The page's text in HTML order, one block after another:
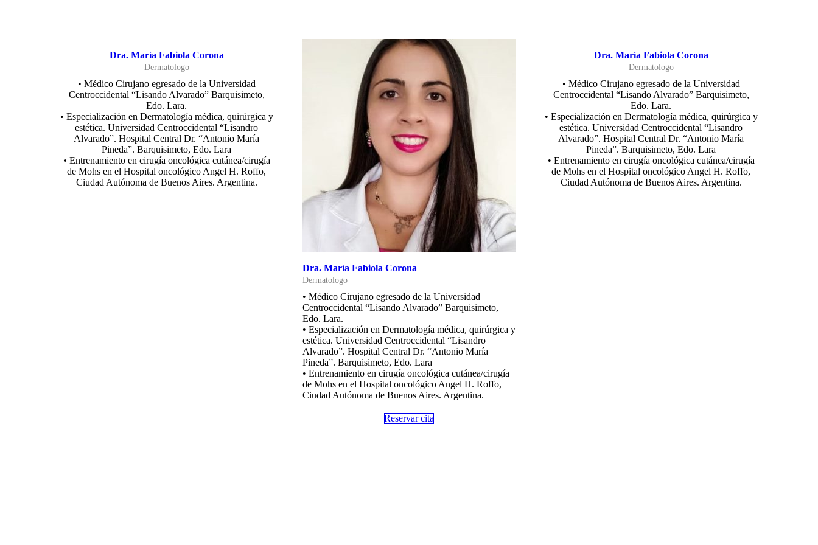
Dra. María Fabiola Corona
Dermatologo
• Médico Cirujano egresado de la Universidad
Centroccidental “Lisando Alvarado” Barquisimeto,
Edo. Lara.
• Especialización en Dermatología médica, quirúrgica y
estética. Universidad Centroccidental “Lisandro
Alvarado”. Hospital Central Dr. “Antonio María
Pineda”. Barquisimeto, Edo. Lara
• Entrenamiento en cirugía oncológica cutánea/cirugía
de Mohs en el Hospital oncológico Angel H. Roffo,
Ciudad Autónoma de Buenos Aires. Argentina.
Dra. María Fabiola Corona
Dermatologo
• Médico Cirujano egresado de la Universidad
Centroccidental “Lisando Alvarado” Barquisimeto,
Edo. Lara.
• Especialización en Dermatología médica, quirúrgica y
estética. Universidad Centroccidental “Lisandro
Alvarado”. Hospital Central Dr. “Antonio María
Pineda”. Barquisimeto, Edo. Lara
• Entrenamiento en cirugía oncológica cutánea/cirugía
de Mohs en el Hospital oncológico Angel H. Roffo,
Ciudad Autónoma de Buenos Aires. Argentina.
Reservar cita
Dra. María Fabiola Corona
Dermatologo
• Médico Cirujano egresado de la Universidad
Centroccidental “Lisando Alvarado” Barquisimeto,
Edo. Lara.
• Especialización en Dermatología médica, quirúrgica y
estética. Universidad Centroccidental “Lisandro
Alvarado”. Hospital Central Dr. “Antonio María
Pineda”. Barquisimeto, Edo. Lara
• Entrenamiento en cirugía oncológica cutánea/cirugía
de Mohs en el Hospital oncológico Angel H. Roffo,
Ciudad Autónoma de Buenos Aires. Argentina.